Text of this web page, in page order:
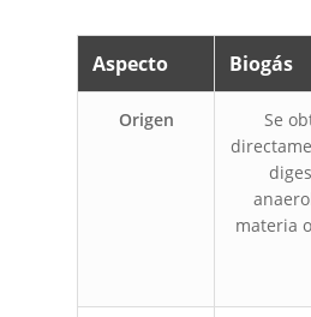
Aspecto Biogás
Origen
Se
materia